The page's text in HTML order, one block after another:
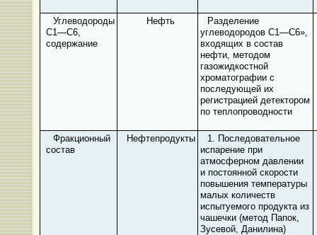
Углеводороды
C1—C6,
содержание
Нефть
Разделение
углеводородов C1—С6»,
входящих в состав
нефти, методом
газожидкостной
хроматографии с
последующей их
регистрацией детектором
по теплопроводности
Фракционный
состав
Нефтепродукты
1. Последовательное
испарение при
атмосферном давлении
и постоянной скорости
повышения температуры
малых количеств
испытуемого продукта из
чашечки (метод Папок,
Зусевой, Данилина)